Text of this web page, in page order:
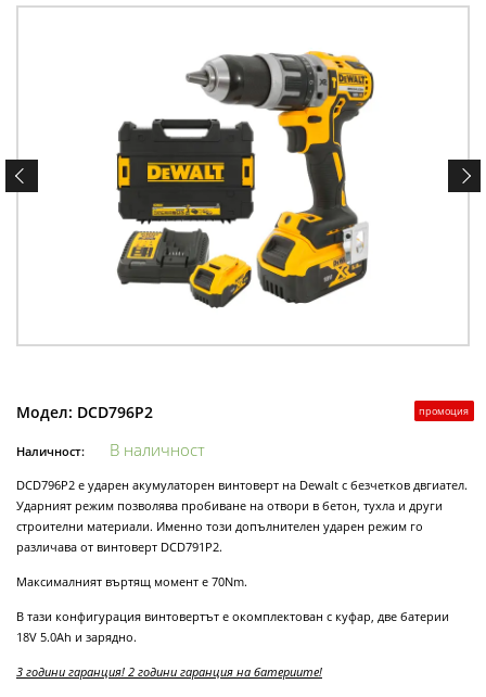
промоция
Модел: DCD796P2
Наличност: В наличност
DCD796P2 е ударен акумулаторен винтоверт на Dewalt с безчетков двгиател.
Ударният режим позволява пробиване на отвори в бетон, тухла и други
строителни материали. Именно този допълнителен ударен режим го
различава от винтоверт DCD791P2.
Максималният въртящ момент е 70Nm.
В тази конфигурация винтовертът е окомплектован с куфар, две батерии
18V 5.0Ah и зарядно.
3 години гаранция! 2 години гаранция на батериите!